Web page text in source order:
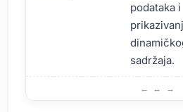
podataka i
sadržaja.